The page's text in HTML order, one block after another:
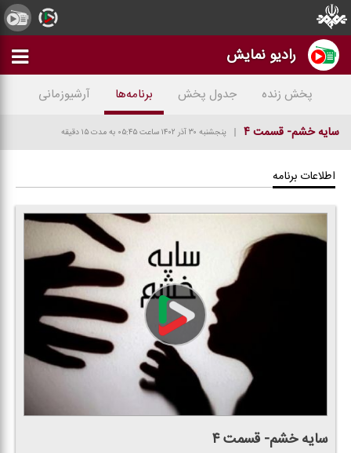
رادیو نمایش
پخش زنده جدول پخش برنامه‌ها
آرشیوزمانی
سایه خشم- قسمت ۴
پنجشنبه ۳۰ آذر ۱۴۰۲ ساعت ۰۵:۴۵ به مدت ۱۵ دقیقه
اطلاعات برنامه
سایه خشم- قسمت ۴